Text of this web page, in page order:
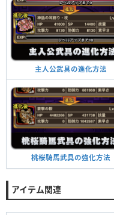
主人公武具の進化方法
桃桜騎馬武具の強化方法
アイテム関連